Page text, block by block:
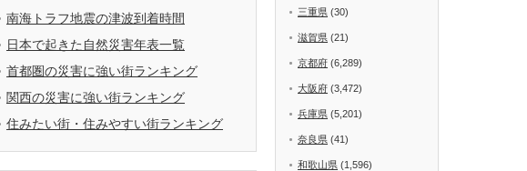
南海トラフ地震の津波到着時間
日本で起きた自然災害年表一覧
首都圏の災害に強い街ランキング
関西の災害に強い街ランキング
住みたい街・住みやすい街ランキング
三重県 (30)
滋賀県 (21)
京都府 (6,289)
大阪府 (3,472)
兵庫県 (5,201)
奈良県 (41)
和歌山県 (1,596)